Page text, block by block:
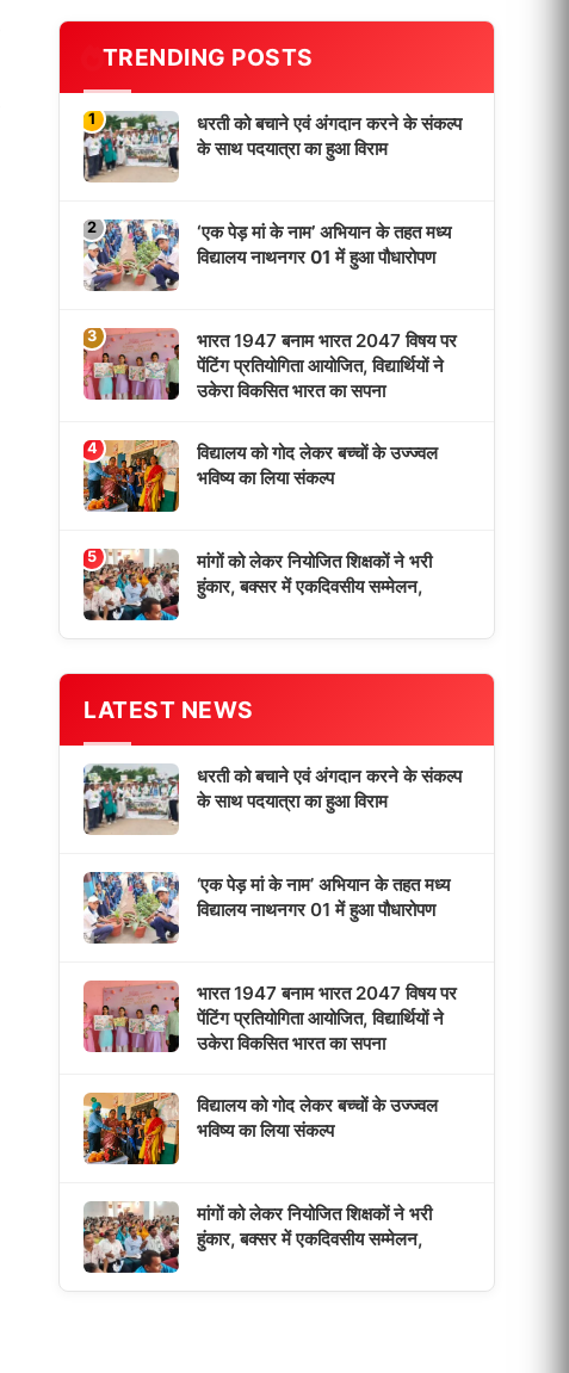
मांगों को लेकर नियोजित शिक्षकों ने भरी
हुंकार, बक्सर में एकदिवसीय सम्मेलन,
LATEST NEWS
‘एक पेड़ मां के नाम’ अभियान के तहत मध्य
उकेरा विकसित भारत का सपना
भविष्य का लिया संकल्प
मांगों को लेकर नियोजित शिक्षकों ने भरी
हुंकार, बक्सर में एकदिवसीय सम्मेलन,